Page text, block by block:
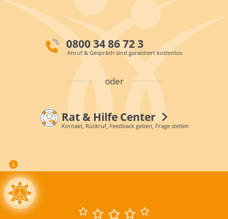
0800 34 86 72 3
Anruf & Gespräch sind garantiert kostenlos
oder
Rat & Hilfe Center
Kontakt, Rückruf, Feedback geben, Frage stellen